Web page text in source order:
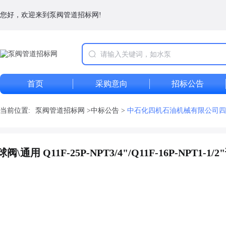
您好，欢迎来到泵阀管道招标网!
首页 采购意向 招标公告
当前位置: 泵阀管道招标网 >中标公告 > 中石化四机石油机械有限公司
\通用 Q11F-25P-NPT3/4"/Q11F-16P-NPT1-1/